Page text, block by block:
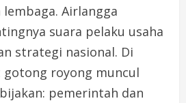
Airlangga
suara pelaku usaha
strategi nasional. Di
gotong royong muncul
pemerintah dan